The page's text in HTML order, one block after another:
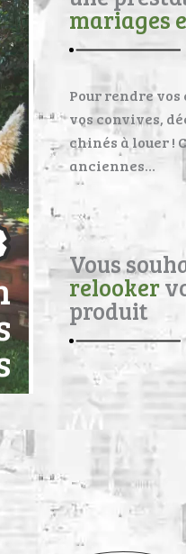
mariages
Pour rendre
vos convives,
chinés à louer !
anciennes…
Vous
relooker
produit